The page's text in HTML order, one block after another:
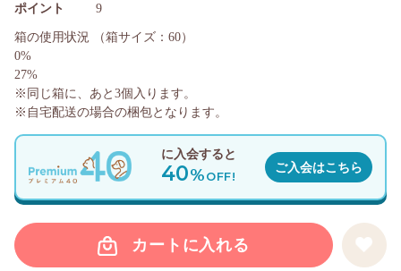
ポイント 9
カートに入れる
に入会すると
40%OFF!
ご入会はこちら
箱の使用状況
（箱サイズ：60）
0%
27%
※同じ箱に、あと 3個入ります。
※自宅配送の場合の梱包となります。